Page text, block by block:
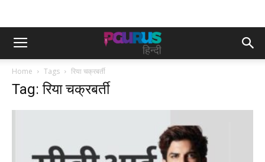
Home Tags रिया चक्रबर्ती
Tag: रिया चक्रबर्ती